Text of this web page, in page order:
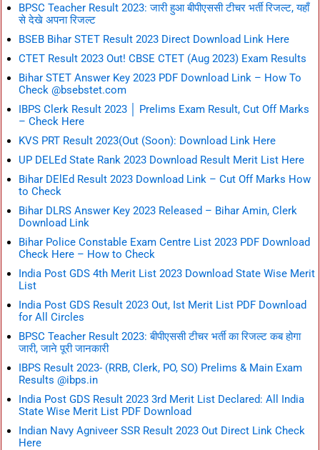
BPSC Teacher Result 2023: जारी हुआ बीपीएससी टीचर भर्ती रिजल्ट, यहाँ
से देखे अपना रिजल्ट
BSEB Bihar STET Result 2023 Direct Download Link Here
CTET Result 2023 Out! CBSE CTET (Aug 2023) Exam Results
Bihar STET Answer Key 2023 PDF Download Link – How To
Check @bsebstet.com
IBPS Clerk Result 2023 │ Prelims Exam Result, Cut Off Marks
– Check Here
KVS PRT Result 2023(Out (Soon): Download Link Here
UP DELEd State Rank 2023 Download Result Merit List Here
Bihar DElEd Result 2023 Download Link – Cut Off Marks How
to Check
Bihar DLRS Answer Key 2023 Released – Bihar Amin, Clerk
Download Link
Bihar Police Constable Exam Centre List 2023 PDF Download
Check Here – How to Check
India Post GDS 4th Merit List 2023 Download State Wise Merit
List
India Post GDS Result 2023 Out, Ist Merit List PDF Download
for All Circles
BPSC Teacher Result 2023: बीपीएससी टीचर भर्ती का रिजल्ट कब होगा
जारी, जाने पूरी जानकारी
IBPS Result 2023- (RRB, Clerk, PO, SO) Prelims & Main Exam
Results @ibps.in
India Post GDS Result 2023 3rd Merit List Declared: All India
State Wise Merit List PDF Download
Indian Navy Agniveer SSR Result 2023 Out Direct Link Check
Here